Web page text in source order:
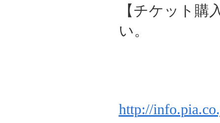
【チケット購
い。
http://